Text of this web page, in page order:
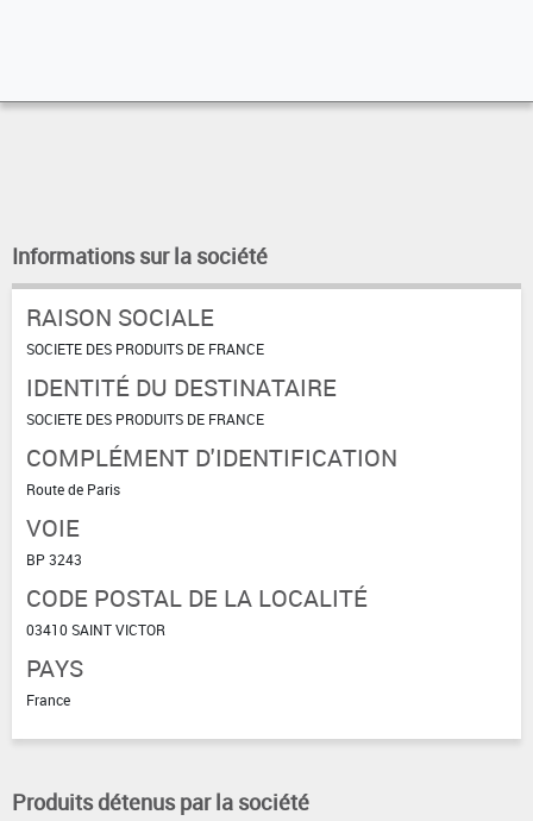
Informations sur la société
RAISON SOCIALE
SOCIETE DES PRODUITS DE FRANCE
IDENTITÉ DU DESTINATAIRE
SOCIETE DES PRODUITS DE FRANCE
COMPLÉMENT D'IDENTIFICATION
Route de Paris
VOIE
BP 3243
CODE POSTAL DE LA LOCALITÉ
03410 SAINT VICTOR
PAYS
France
Produits détenus par la société